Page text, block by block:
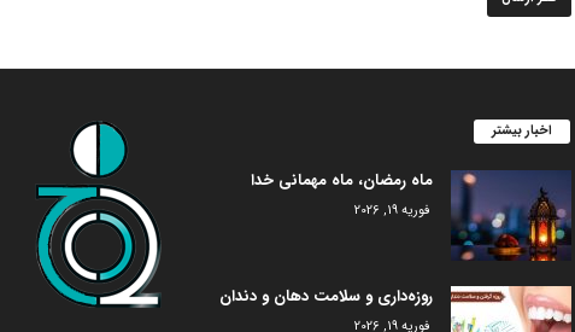
اخبار بیشتر
ماه رمضان، ماه مهمانی خدا
فوریه 19, 2026
روزه‌داری و سلامت دهان و دندان
فوریه 19, 2026